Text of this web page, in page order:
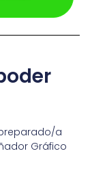
a
Gráfico